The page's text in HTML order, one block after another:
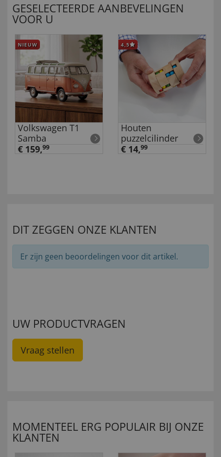
GESELECTEERDE AANBEVELINGEN
VOOR U
NIEUW
Volkswagen T1
Samba
€ 159,99
4,5
Houten
puzzelcilinder
€ 14,99
DIT ZEGGEN ONZE KLANTEN
Er zijn geen beoordelingen voor dit artikel.
UW PRODUCTVRAGEN
Vraag stellen
MOMENTEEL ERG POPULAIR BIJ ONZE
KLANTEN